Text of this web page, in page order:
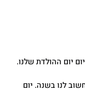
יום ההולדת שלנו.
לנו בשנה. יום